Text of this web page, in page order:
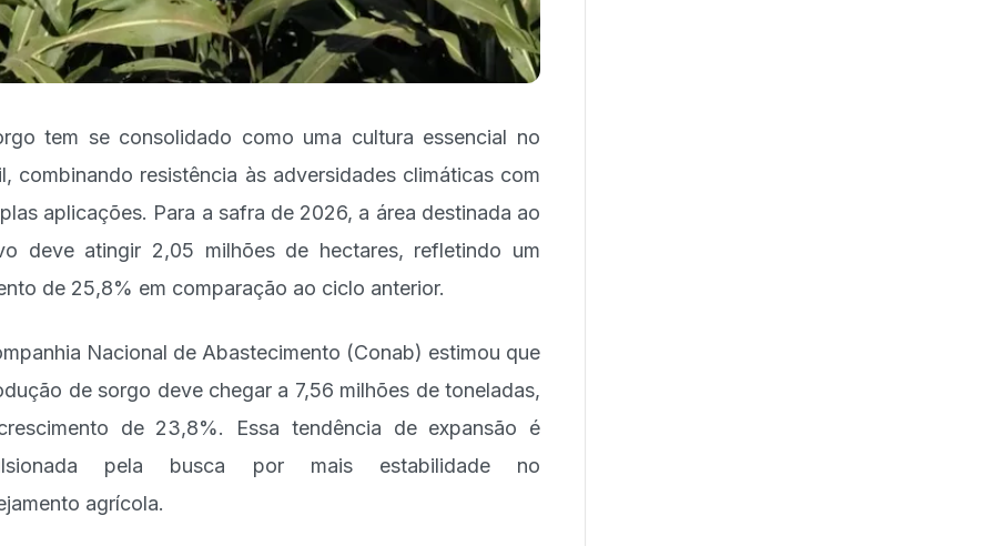
tem se consolidado como uma cultura essencial no
combinando resistência às adversidades climáticas com
aplicações. Para a safra de 2026, a área destinada ao
deve atingir 2,05 milhões de hectares, refletindo um
de 25,8% em comparação ao ciclo anterior.
Nacional de Abastecimento (Conab) estimou que
de sorgo deve chegar a 7,56 milhões de toneladas,
de 23,8%. Essa tendência de expansão é
pela busca por mais estabilidade no
agrícola.